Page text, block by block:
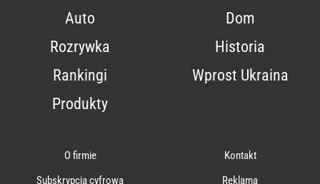
Auto
Dom
Rozrywka
Historia
Rankingi
Wprost Ukraina
Produkty
O firmie
Kontakt
Subskrypcja cyfrowa
Reklama